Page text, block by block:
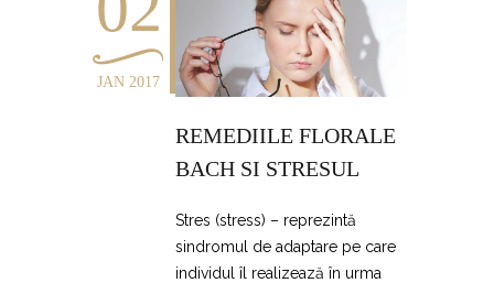
JAN 2017
REMEDIILE FLORALE
BACH SI STRESUL
Stres (stress) – reprezintă
sindromul de adaptare pe care
individul îl realizează în urma